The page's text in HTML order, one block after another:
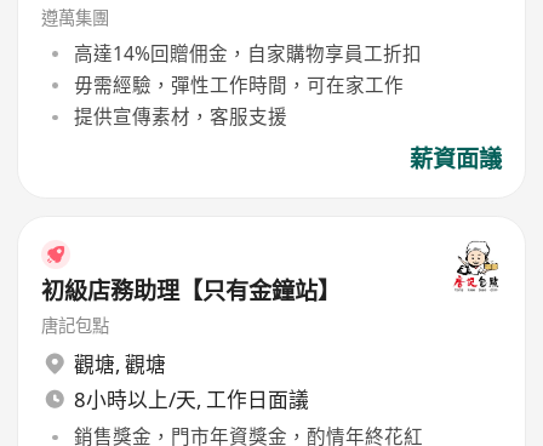
遵萬集團
高達14%回贈佣金，自家購物享員工折扣
毋需經驗，彈性工作時間，可在家工作
提供宣傳素材，客服支援
薪資面議
初級店務助理【只有金鐘站】
唐記包點
觀塘, 觀塘
8小時以上/天, 工作日面議
銷售獎金，門市年資獎金，酌情年終花紅